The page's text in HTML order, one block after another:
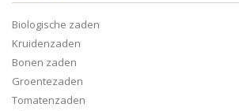
Biologische zaden
Kruidenzaden
Bonen zaden
Groentezaden
Tomatenzaden